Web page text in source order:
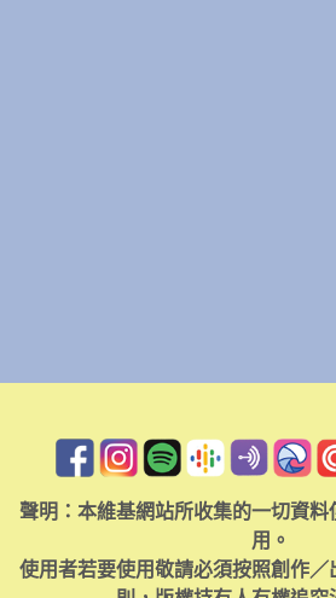
聲明：本維基網站所收集的一切資
用。
使用者若要使用敬請必須按照創作